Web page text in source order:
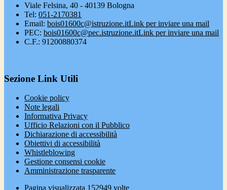
Viale Felsina, 40 - 40139 Bologna
Tel: 051-2170381
Email: bois01600c@istruzione.itLink per inviare una mail
PEC: bois01600c@pec.istruzione.itLink per inviare una mail
C.F.: 91200880374
Sezione Link Utili
Cookie policy
Note legali
Informativa Privacy
Ufficio Relazioni con il Pubblico
Dichiarazione di accessibilità
Obiettivi di accessibilità
Whistleblowing
Gestione consensi cookie
Amministrazione trasparente
Pagina visualizzata 152949 volte